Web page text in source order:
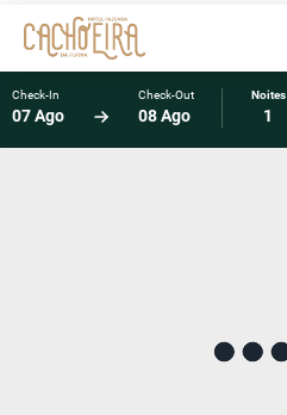
Check-In
07 Ago
Check-Out
08 Ago
Noites
1